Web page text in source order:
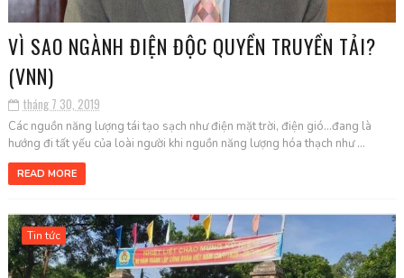
VÌ SAO NGÀNH ĐIỆN ĐỘC QUYỀN TRUYỀN TẢI?
(VNN)
tháng 7 30, 2019
Các nguồn năng lượng tái tạo sạch như điện mặt trời, điện gió...đang là
hướng đi tất yếu của loài người khi nguồn năng lượng hóa thạch như ...
READ MORE
Tin tức